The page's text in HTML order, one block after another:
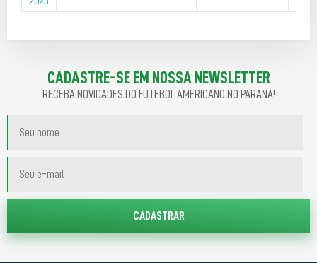
CADASTRE-SE EM NOSSA NEWSLETTER
RECEBA NOVIDADES DO FUTEBOL AMERICANO NO PARANÁ!